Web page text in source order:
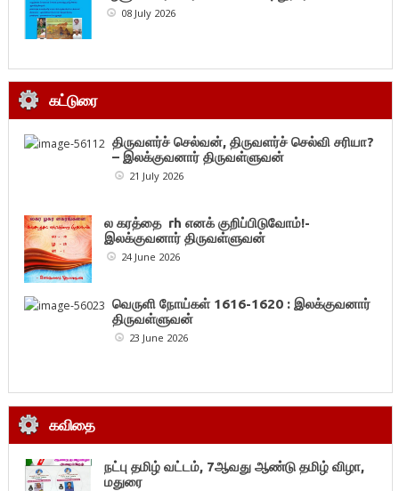
08 July 2026
கட்டுரை
திருவளர்ச் செல்வன், திருவளர்ச் செல்வி சரியா?
– இலக்குவனார் திருவள்ளுவன்
21 July 2026
ல கரத்தை rh எனக் குறிப்பிடுவோம்!-
இலக்குவனார் திருவள்ளுவன்
24 June 2026
வெருளி நோய்கள் 1616-1620 : இலக்குவனார்
திருவள்ளுவன்
23 June 2026
கவிதை
நட்பு தமிழ் வட்டம், 7ஆவது ஆண்டு தமிழ் விழா,
மதுரை